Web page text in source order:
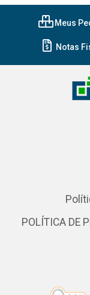
Meus
Notas
POLÍTICA DE